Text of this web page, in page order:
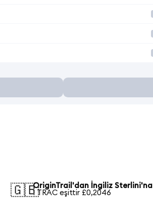
🇬🇧OriginTrail'dan İngiliz Sterlini'na
1 TRAC eşittir £0,2046